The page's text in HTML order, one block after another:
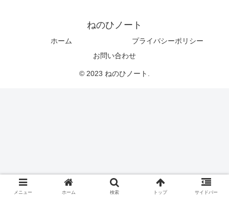
ねのひノート
ホーム
プライバシーポリシー
お問い合わせ
© 2023 ねのひノート.
メニュー ホーム 検索 トップ サイドバー